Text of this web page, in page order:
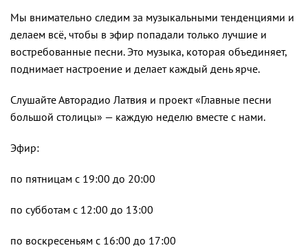
Мы внимательно следим за музыкальными тенденциями и
делаем всё, чтобы в эфир попадали только лучшие и
востребованные песни. Это музыка, которая объединяет,
поднимает настроение и делает каждый день ярче.
Слушайте Авторадио Латвия и проект «Главные песни
большой столицы» — каждую неделю вместе с нами.
Эфир:
по пятницам с 19:00 до 20:00
по субботам с 12:00 до 13:00
по воскресеньям с 16:00 до 17:00